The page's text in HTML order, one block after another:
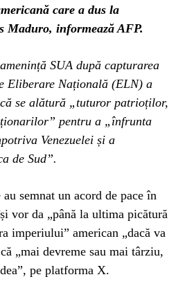
care a dus la
Maduro, informează AFP.
SUA după capturarea
Eliberare Națională (ELN) a
se alătură „tuturor patrioților,
pentru a „înfrunta
Venezuelei și a
de Sud”.
semnat un acord de pace în
vor da „până la ultima picătură
imperiului” american „dacă va
„mai devreme sau mai târziu,
pe platforma X.